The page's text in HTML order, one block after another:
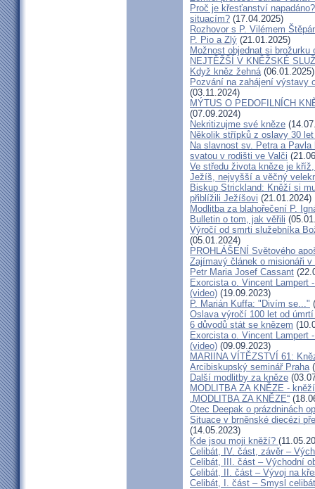
Proč je křesťanství
situacím? (17.04.2025)
Rozhovor s P. Vilémem
P. Pio a Zlý (21.01.2025)
Možnost objednat si
NEJTĚŽŠÍ V KNĚŽSKÉ
Když kněz žehná(06.01.2025)
Pozvání na zahájení výstavy
(03.11.2024)
MÝTUS O PEDOFILNÍCH
(07.09.2024)
Nekritizujme své kněze
Několik střípků z oslavy 30
Na slavnost sv. Petra a
svatou v rodišti ve Valči
Ve středu života kněze je
Ježíš, nejvyšší a věčný
Biskup Strickland: Kněží si
přiblížili Ježíšovi (21.01.2024)
Modlitba za blahořečení P.
Bulletin o tom, jak věřili
Výročí od smrti služebníka
(05.01.2024)
PROHLÁŠENÍ Světového
Zajímavý článek o misionáři v
Petr Maria Josef Cassant
Exorcista o. Vincent Lampert
(video) (19.09.2023)
P. Marián Kuffa: "Divím se..."
Oslava výročí 100 let od
6 důvodů stát se knězem
Exorcista o. Vincent Lampert
(video) (09.09.2023)
MARIINA VÍTĚZSTVÍ 61:
Arcibiskupský seminář Praha
Další modlitby za kněze
MODLITBA ZA KNĚZE -
„MODLITBA ZA KNĚZE“
Otec Deepak o prázdninách
Situace v brněnské diecézi
(14.05.2023)
Kde jsou moji kněží?
Celibát, IV. část, závěr –
Celibát, III. část – Východní
Celibát, II. část – Vývoj na
Celibát, I. část – Smysl